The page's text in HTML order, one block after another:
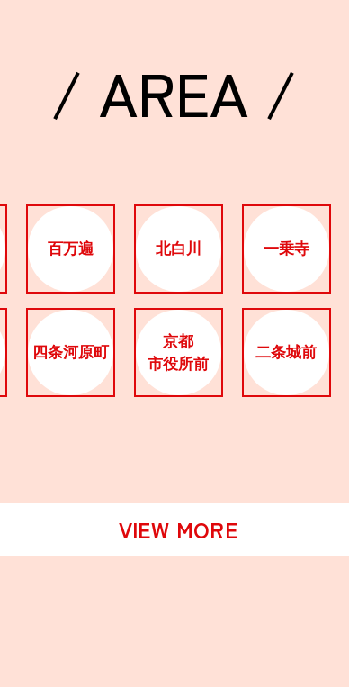
/ AREA /
百万遍 北白川 一乗寺
四条河原町
京都
市役所前
二条城前
VIEW MORE